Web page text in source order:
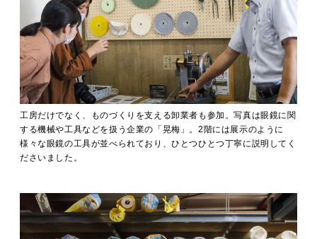
工房だけでなく、ものづくりを支える卸業者も参加。写真は眼鏡に関
する機械や工具などを扱う企業の「晃梅」。2階には展示のように
様々な眼鏡の工具が並べられており、ひとつひとつ丁寧に説明してく
ださいました。